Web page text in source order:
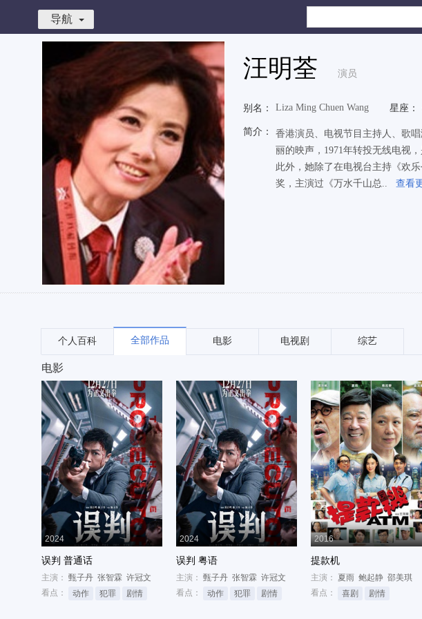
导航
汪明荃 演员
别名： Liza Ming Chuen Wang 星座：
简介：
香港演员、电视节目主持人、歌
丽的映声，1971年转投无线电视
此外，她除了在电视台主持《欢
奖，主演过《万水千山总..
查看
个人百科 全部作品 电影 电视剧 综艺
电影
2024
误判 普通话
主演： 甄子丹 张智霖 许冠文
看点：
动作 犯罪 剧情
2024
误判 粤语
主演： 甄子丹 张智霖 许冠文
看点：
动作 犯罪 剧情
2016
提款机
主演： 夏雨 鲍起静 邵美琪
看点：
喜剧 剧情